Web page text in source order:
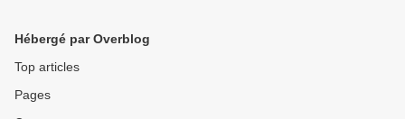
Hébergé par Overblog
Top articles
Pages